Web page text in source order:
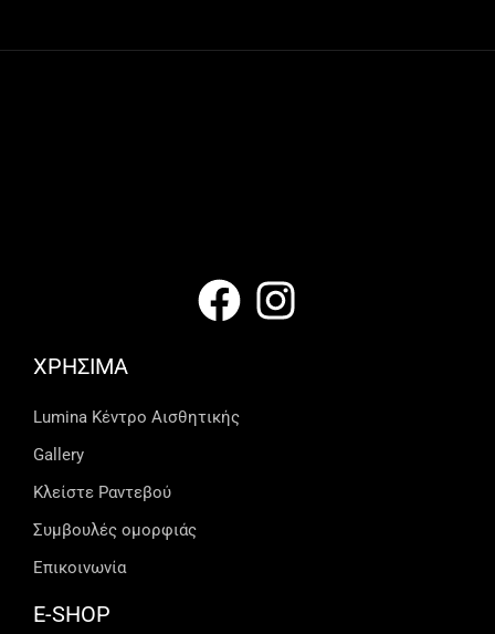
ΧΡΗΣΙΜΑ
Lumina Kέντρο Αισθητικής
Gallery
Κλείστε Ραντεβού
Συμβουλές ομορφιάς
Επικοινωνία
E-SHOP